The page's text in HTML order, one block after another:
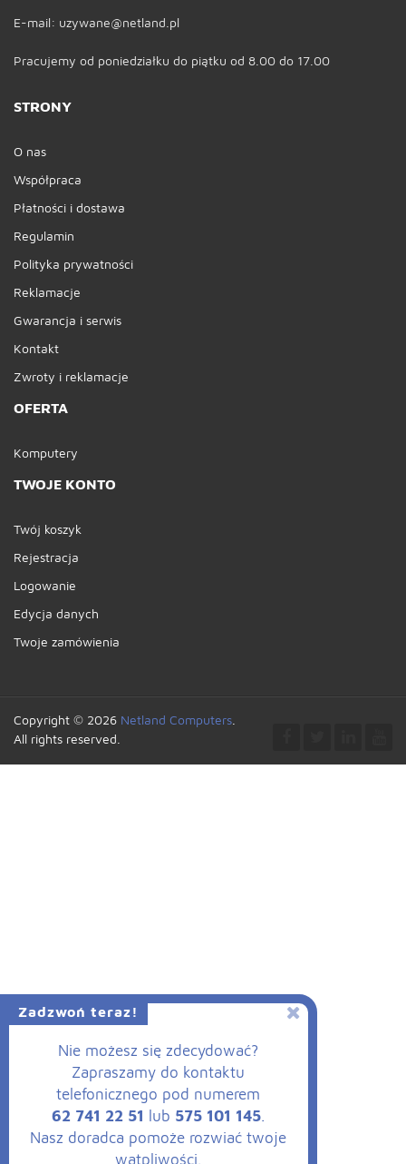
Zadzwoń teraz!
Nie możesz się zdecydować?
Zapraszamy do kontaktu
telefonicznego pod numerem
62 741 22 51 lub 575 101 145.
Nasz doradca pomoże rozwiać twoje
wątpliwości.
E-mail: uzywane@netland.pl
Pracujemy od poniedziałku do piątku od 8.00 do 17.00
STRONY
O nas
Współpraca
Płatności i dostawa
Regulamin
Polityka prywatności
Reklamacje
Gwarancja i serwis
Kontakt
Zwroty i reklamacje
OFERTA
Komputery
TWOJE KONTO
Twój koszyk
Rejestracja
Logowanie
Edycja danych
Twoje zamówienia
Copyright © 2026 Netland Computers
All rights reserved.